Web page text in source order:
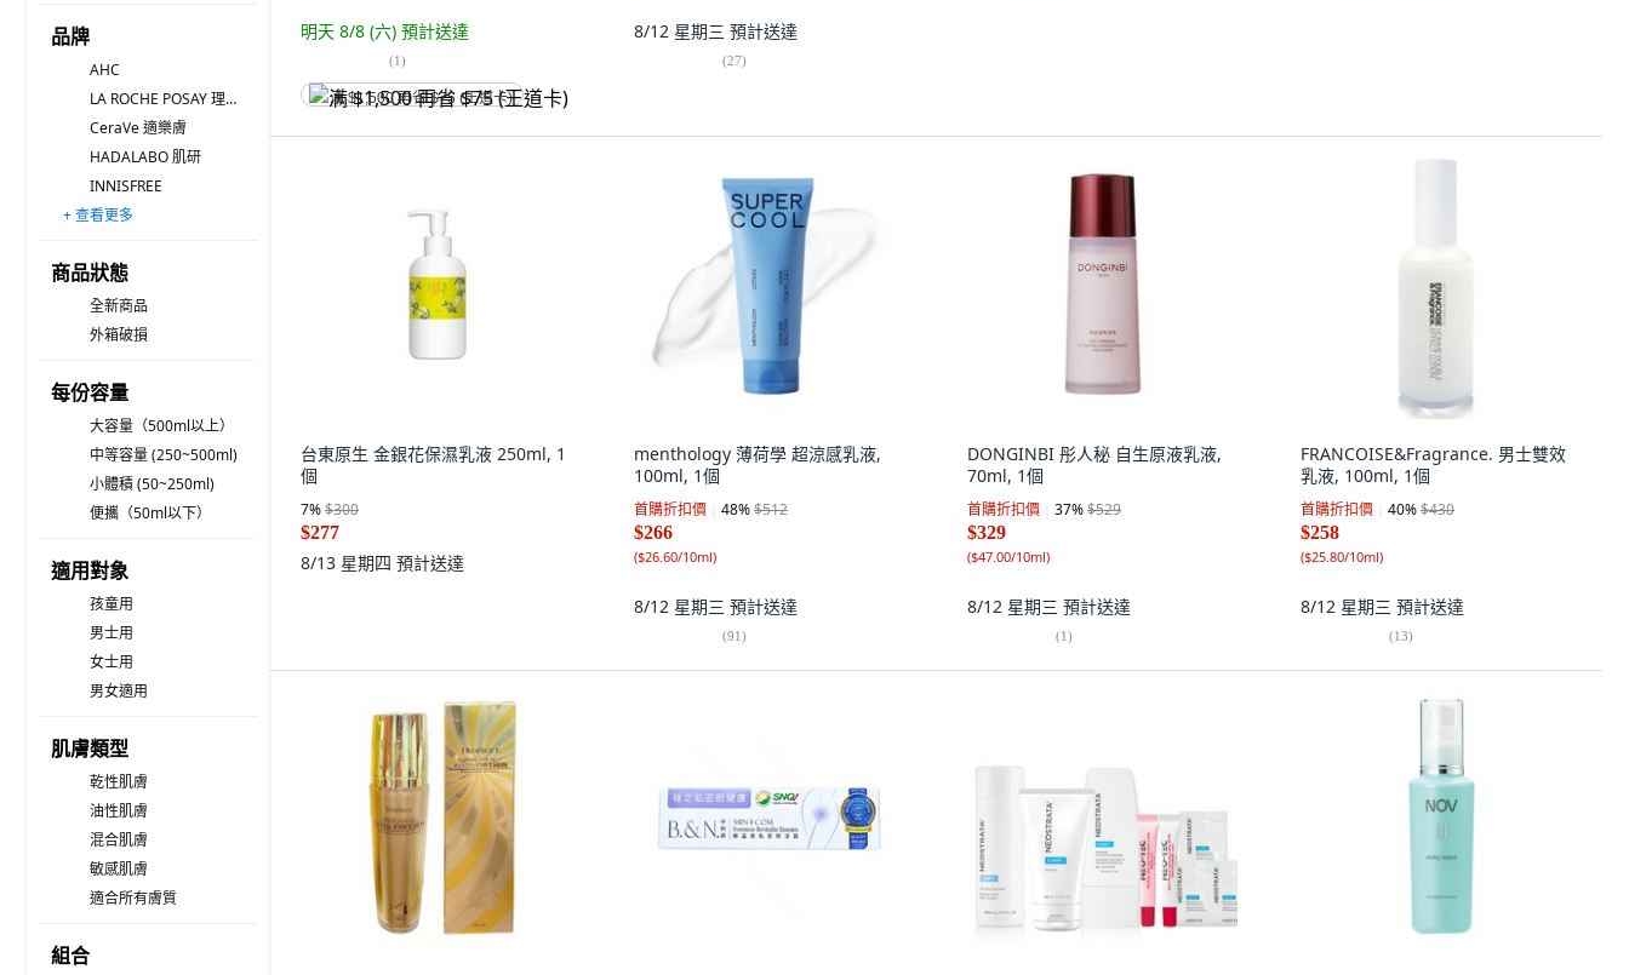
品牌
AHC
LA ROCHE POSAY 理膚寶水
CeraVe 適樂膚
HADALABO 肌研
INNISFREE
ELIXIR 怡麗絲爾
OBgE
LANEIGE 蘭芝
雪芙蘭
The Ordinary.
SENKA 專科
iHDoc
TONYMOLY
OLAY 歐蕾
Neogence 霓淨思
AESTURA
藝群
KOSE 高絲 GRACE ONE 極上活妍
ETUDE
HANYUL 韓律
+ 查看更多
商品狀態
全新商品
外箱破損
每份容量
大容量（500ml以上）
中等容量 (250~500ml)
小體積 (50~250ml)
便攜（50ml以下）
適用對象
孩童用
男士用
女士用
男女適用
肌膚類型
乾性肌膚
油性肌膚
混合肌膚
敏感肌膚
適合所有膚質
組合
明天 8/8 (六) 預計送達
(1)
满 $1,500 再省 $75 (王道卡)
8/12 星期三 預計送達
(27)
台東原生 金銀花保濕乳液 250ml, 1
個
7%$300
$277
8/13 星期四 預計送達
menthology 薄荷學 超涼感乳液,
100ml, 1個
首購折扣價 48%$512
$266
($26.60/10ml)
8/12 星期三 預計送達
(91)
DONGINBI 彤人秘 自生原液乳液,
70ml, 1個
首購折扣價 37%$529
$329
($47.00/10ml)
8/12 星期三 預計送達
(1)
FRANCOISE&Fragrance. 男士雙效
乳液, 100ml, 1個
首購折扣價 40%$430
$258
($25.80/10ml)
8/12 星期三 預計送達
(13)